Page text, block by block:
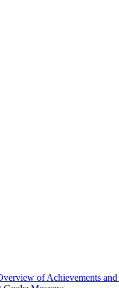
of Achievements